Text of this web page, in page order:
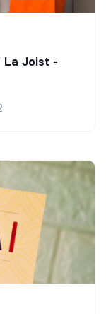
La Joist -